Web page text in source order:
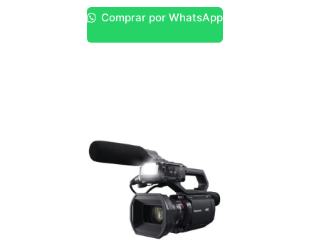
Comprar por WhatsApp